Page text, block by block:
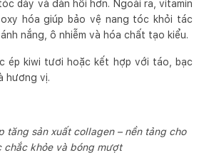
dày và đàn hồi hơn. Ngoài ra, vitamin
hóa giúp bảo vệ nang tóc khỏi tác
nắng, ô nhiễm và hóa chất tạo kiểu.
ép kiwi tươi hoặc kết hợp với táo, bạc
hương vị.
tăng sản xuất collagen – nền tảng cho
chắc khỏe và bóng mượt